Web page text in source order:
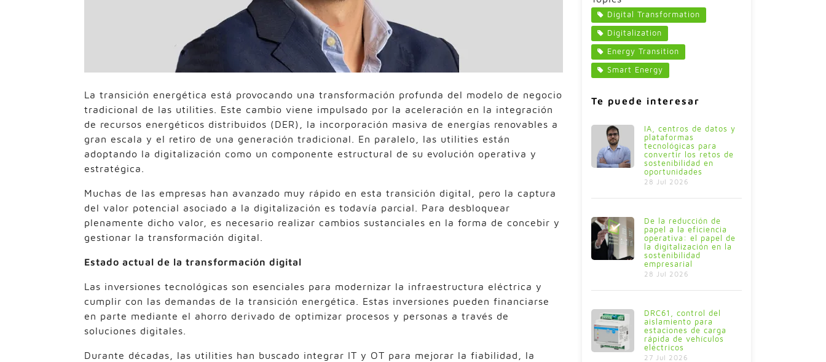
La transición energética está provocando una transformación profunda del modelo de negocio
tradicional de las utilities. Este cambio viene impulsado por la aceleración en la integración
de recursos energéticos distribuidos (DER), la incorporación masiva de energías renovables a
gran escala y el retiro de una generación tradicional. En paralelo, las utilities están
adoptando la digitalización como un componente estructural de su evolución operativa y
estratégica.
Muchas de las empresas han avanzado muy rápido en esta transición digital, pero la captura
del valor potencial asociado a la digitalización es todavía parcial. Para desbloquear
plenamente dicho valor, es necesario realizar cambios sustanciales en la forma de concebir y
gestionar la transformación digital.
Estado actual de la transformación digital
Las inversiones tecnológicas son esenciales para modernizar la infraestructura eléctrica y
cumplir con las demandas de la transición energética. Estas inversiones pueden financiarse
en parte mediante el ahorro derivado de optimizar procesos y personas a través de
soluciones digitales.
Durante décadas, las utilities han buscado integrar IT y OT para mejorar la fiabilidad, la
Digital Transformation
Digitalization
Energy Transition
Smart Energy
Te puede interesar
IA, centros de datos y
plataformas
tecnológicas para
convertir los retos de
sostenibilidad en
oportunidades
28 Jul 2026
De la reducción de
papel a la eficiencia
operativa: el papel de
la digitalización en la
sostenibilidad
empresarial
28 Jul 2026
DRC61, control del
aislamiento para
estaciones de carga
rápida de vehículos
eléctricos
27 Jul 2026